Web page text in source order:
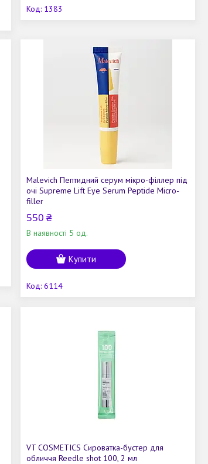
1383
Malevich Пептидний серум мікро-філлер під
очі Supreme Lift Eye Serum Peptide Micro-
filler
550 ₴
В наявності 5 од.
Купити
6114
VT COSMETICS Сироватка-бустер для
обличчя Reedle shot 100, 2 мл